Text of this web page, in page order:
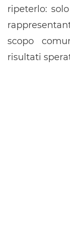
ripeterlo:
scopo
risultati